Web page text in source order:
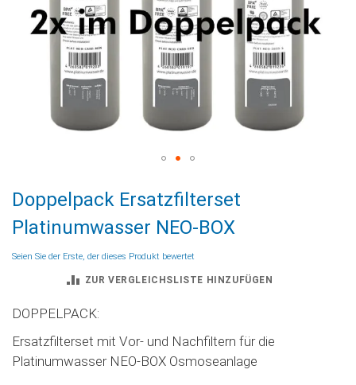
Anfang
der
Bildgalerie
springen
Doppelpack Ersatzfilterset
Platinumwasser NEO-BOX
Seien Sie der Erste, der dieses Produkt bewertet
ZUR VERGLEICHSLISTE HINZUFÜGEN
DOPPELPACK:
Ersatzfilterset mit Vor- und Nachfiltern für die
Platinumwasser NEO-BOX Osmoseanlage